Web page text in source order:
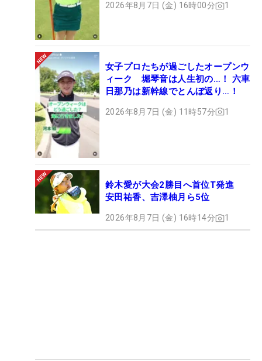
2026年8月7日 (金) 16時00分 1
女子プロたちが過ごしたオープンウ
ィーク 堀琴音は人生初の…！ 六車
日那乃は新幹線でとんぼ返り…！
2026年8月7日 (金) 11時57分 1
鈴木愛が大会2勝目へ首位T発進
安田祐香、吉澤柚月ら5位
2026年8月7日 (金) 16時14分 1